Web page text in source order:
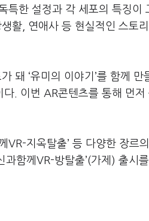
특한 설정과 각 세포의 특징이
활, 연애사 등 현실적인 스토
돼 ‘유미의 이야기’를 함께 만
. 이번 AR콘텐츠를 통해 먼저
께VR-지옥탈출’ 등 다양한 장르
과함께VR-방탈출’(가제) 출시